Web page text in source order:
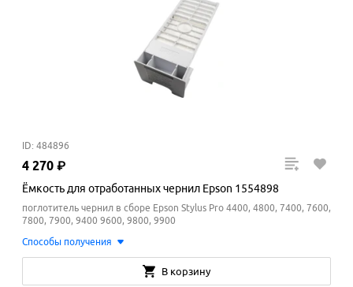
ID: 484896
4 270 ₽
Ёмкость для отработанных чернил Epson 1554898
поглотитель чернил в сборе Epson Stylus Pro 4400, 4800, 7400, 7600,
7800, 7900, 9400 9600, 9800, 9900
Способы получения
В корзину